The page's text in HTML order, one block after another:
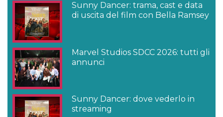
Sunny Dancer: trama, cast e data
di uscita del film con Bella Ramsey
Marvel Studios SDCC 2026: tutti gli
annunci
Sunny Dancer: dove vederlo in
streaming